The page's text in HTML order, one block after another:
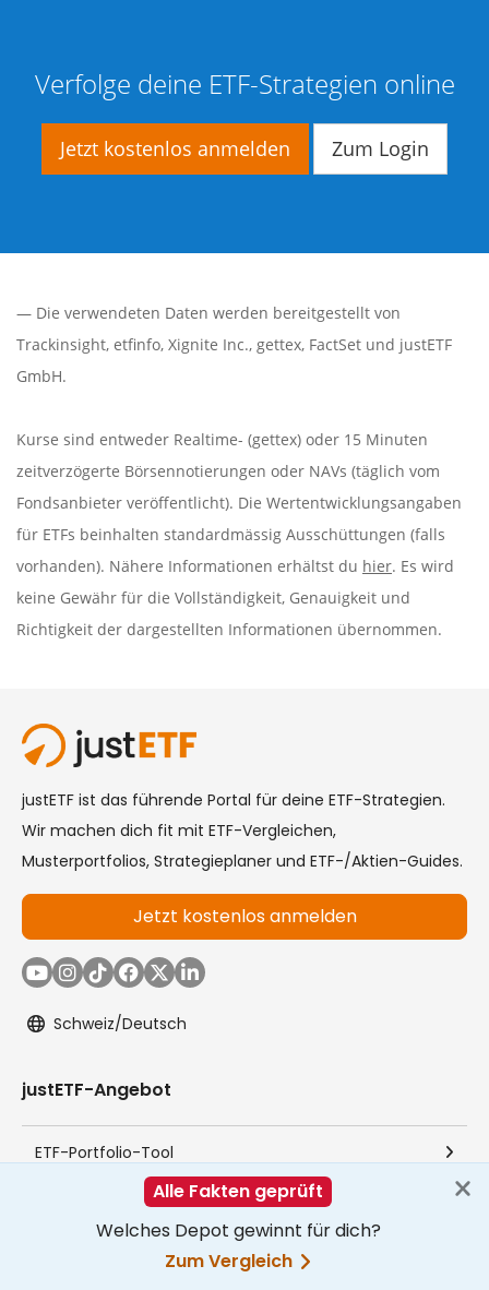
Verfolge deine ETF-Strategien online
Jetzt kostenlos anmelden Zum Login
— Die verwendeten Daten werden bereitgestellt von
Trackinsight, etfinfo, Xignite Inc., gettex, FactSet und justETF
GmbH.
Kurse sind entweder Realtime- (gettex) oder 15 Minuten
zeitverzögerte Börsennotierungen oder NAVs (täglich vom
Fondsanbieter veröffentlicht). Die Wertentwicklungsangaben
für ETFs beinhalten standardmässig Ausschüttungen (falls
vorhanden). Nähere Informationen erhältst du hier. Es wird
keine Gewähr für die Vollständigkeit, Genauigkeit und
Richtigkeit der dargestellten Informationen übernommen.